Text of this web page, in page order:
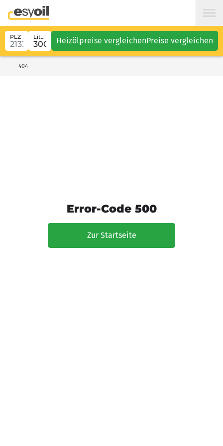
PLZ Liter Heizölpreise vergleichenPreise vergleichen
404
Error-Code 500
Zur Startseite